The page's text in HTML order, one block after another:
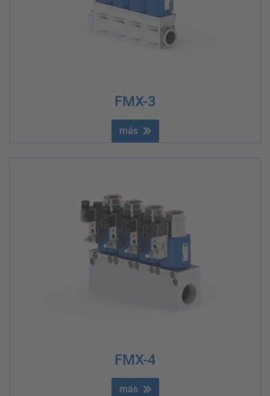
FMX-3
más
FMX-4
más